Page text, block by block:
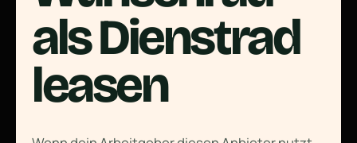
als Dienstrad
leasen